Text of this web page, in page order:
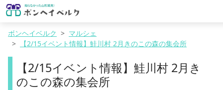
ボンヘイベルク
マルシェ
【2/15イベント情報】鮭川村 2月きのこの森の集会所
【2/15イベント情報】鮭川村 2月き
のこの森の集会所